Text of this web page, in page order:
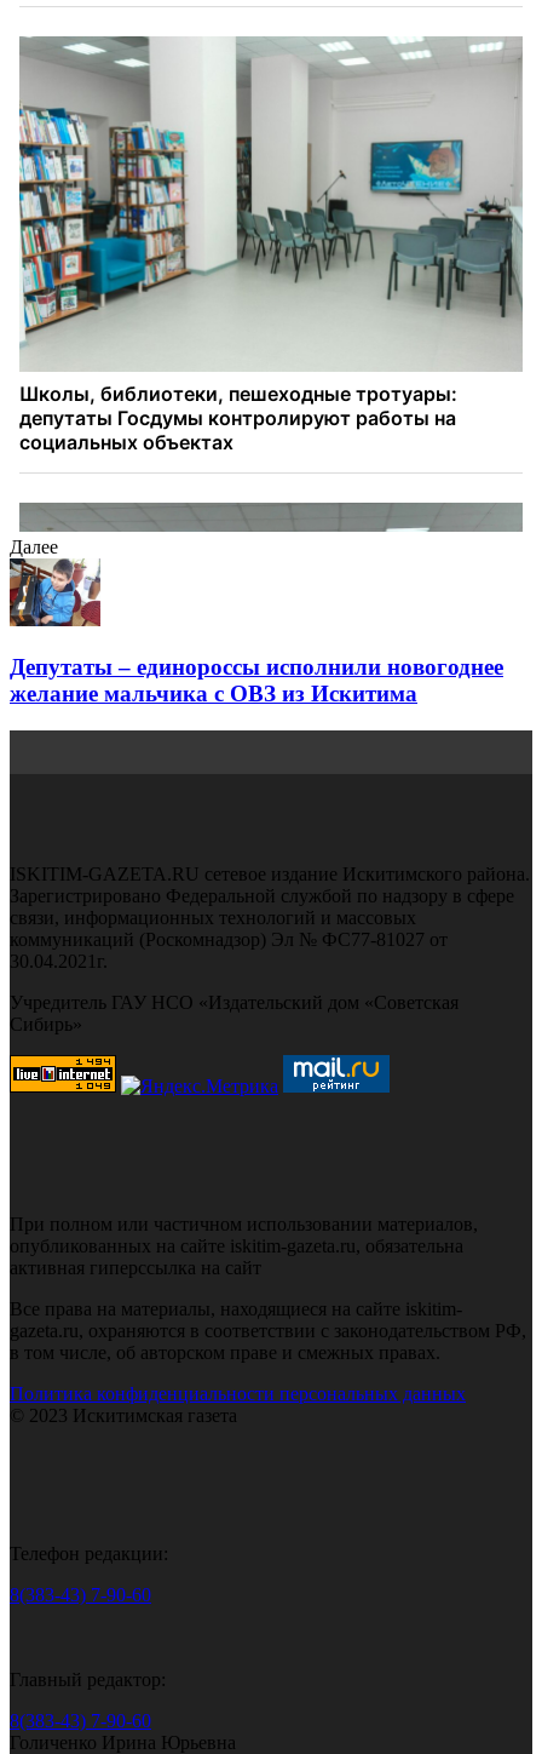
Далее
Депутаты – единороссы исполнили новогоднее
желание мальчика с ОВЗ из Искитима
ISKITIM-GAZETA.RU сетевое издание Искитимского района.
Зарегистрировано Федеральной службой по надзору в сфере
связи, информационных технологий и массовых
коммуникаций (Роскомнадзор) Эл № ФС77-81027 от
30.04.2021г.
Учредитель ГАУ НСО «Издательский дом «Советская
Сибирь»
При полном или частичном использовании материалов,
опубликованных на сайте iskitim-gazeta.ru, обязательна
активная гиперссылка на сайт
Все права на материалы, находящиеся на сайте iskitim-
gazeta.ru, охраняются в соответствии с законодательством РФ,
в том числе, об авторском праве и смежных правах.
Политика конфиденциальности персональных данных
© 2023 Искитимская газета
Телефон редакции:
8(383-43) 7-90-60
Главный редактор:
8(383-43) 7-90-60
Голиченко Ирина Юрьевна